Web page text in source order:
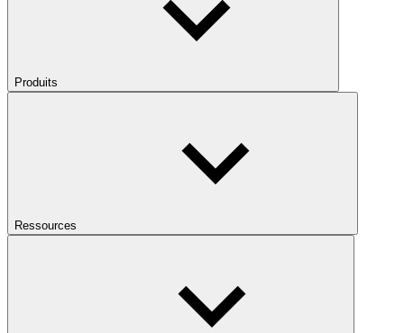
Produits
Ressources